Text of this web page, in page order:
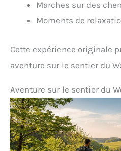
Marches sur des
Moments de
Cette expérience originale
aventure sur le sentier du
Aventure sur le sentier du